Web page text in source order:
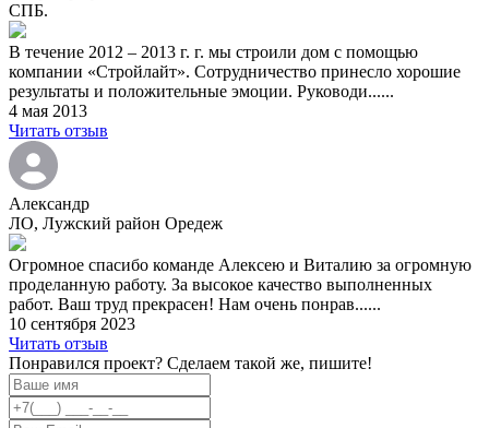
СПБ.
В течение 2012 – 2013 г. г. мы строили дом с помощью
компании «Стройлайт». Сотрудничество принесло хорошие
результаты и положительные эмоции. Руководи......
4 мая 2013
Читать отзыв
Александр
ЛО, Лужский район Оредеж
Огромное спасибо команде Алексею и Виталию за огромную
проделанную работу. За высокое качество выполненных
работ. Ваш труд прекрасен! Нам очень понрав......
10 сентября 2023
Читать отзыв
Понравился проект? Сделаем такой же, пишите!